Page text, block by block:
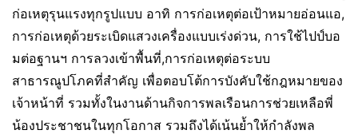
ก่อเหตุรุนแรงทุกรูปแบบ อาทิ การก่อเหตุต่อเป้าหมายอ่อนแอ,
การก่อเหตุด้วยระเบิดแสวงเครื่องแบบเร่งด่วน, การใช้ไปป์บอ
มต่อฐานฯ การลวงเข้าพื้นที่,การก่อเหตุต่อระบบ
สาธารณูปโภคที่สำคัญ เพื่อตอบโต้การบังคับใช้กฎหมายของ
เจ้าหน้าที่ รวมทั้งในงานด้านกิจการพลเรือนการช่วยเหลือพี่
น้องประชาชนในทุกโอกาส รวมถึงได้เน้นย้ำให้กำลังพล